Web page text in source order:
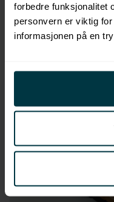
forbedre funksjonalitet
personvern er viktig
informasjonen på en